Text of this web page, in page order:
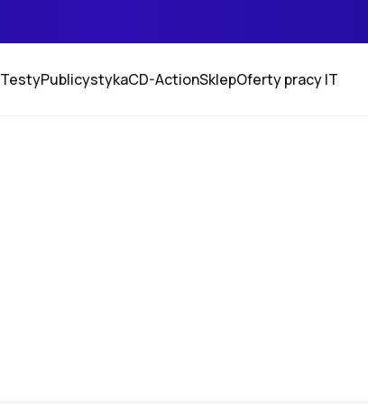
TestyPublicystykaCD-ActionSklepOferty pracy IT